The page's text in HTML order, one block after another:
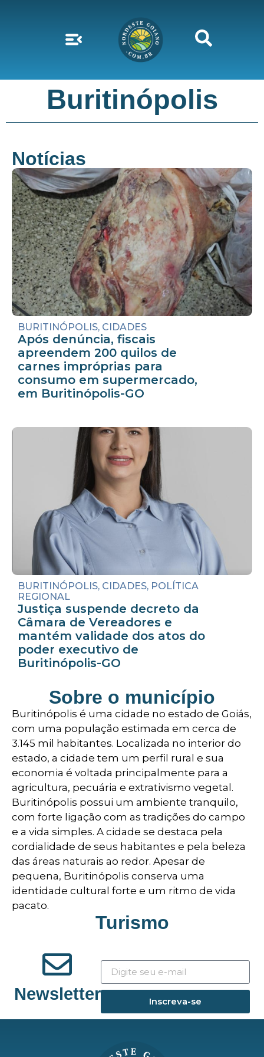
Buritinópolis
Notícias
BURITINÓPOLIS, CIDADES
Após denúncia, fiscais
apreendem 200 quilos de
carnes impróprias para
consumo em supermercado,
em Buritinópolis-GO
BURITINÓPOLIS, CIDADES, POLÍTICA
REGIONAL
Justiça suspende decreto da
Câmara de Vereadores e
mantém validade dos atos do
poder executivo de
Buritinópolis-GO
Sobre o município
Buritinópolis é uma cidade no estado de Goiás,
com uma população estimada em cerca de
3.145 mil habitantes. Localizada no interior do
estado, a cidade tem um perfil rural e sua
economia é voltada principalmente para a
agricultura, pecuária e extrativismo vegetal.
Buritinópolis possui um ambiente tranquilo,
com forte ligação com as tradições do campo
e a vida simples. A cidade se destaca pela
cordialidade de seus habitantes e pela beleza
das áreas naturais ao redor. Apesar de
pequena, Buritinópolis conserva uma
identidade cultural forte e um ritmo de vida
pacato.
Turismo
Newsletter Inscreva-se